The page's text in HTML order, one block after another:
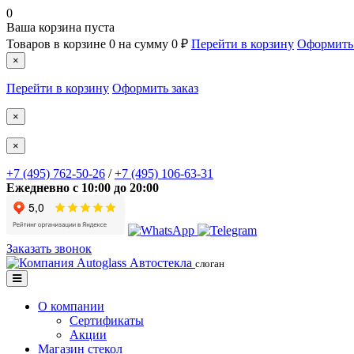
0
Ваша корзина пуста
Товаров в корзине 0 на сумму 0 ₽ Перейти в корзину Оформить
×
Перейти в корзину Оформить заказ
×
×
+7 (495) 762-50-26 /+7 (495) 106-63-31
Ежедневно с 10:00 до 20:00
Заказать звонок
Автостекла слоган
О компании
Сертификаты
Акции
Магазин стекол